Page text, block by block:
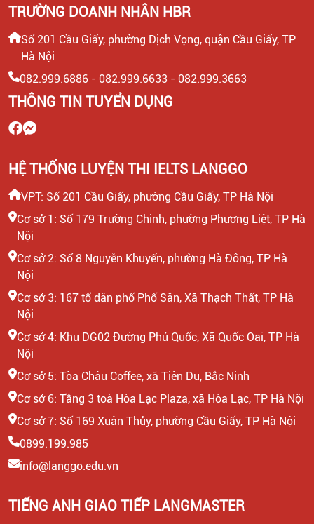
TUYỆT ĐỐI
BÍ QUYẾT CHỌN TRANG PHỤC ĐI
DẤU ẤN
CÁCH TỪ CHỐI PHỎNG VẤN TINH TẾ,
TRƯỜNG DOANH NHÂN HBR
Số 201 Cầu Giấy, phường Dịch Vọng, quận Cầu Giấy, TP
Hà Nội
082.999.6886 - 082.999.6633 - 082.999.3663
THÔNG TIN TUYỂN DỤNG
HỆ THỐNG LUYỆN THI IELTS LANGGO
VPT: Số 201 Cầu Giấy, phường Cầu Giấy, TP Hà Nội
Cơ sở 1: Số 179 Trường Chinh, phường Phương Liệt, TP Hà
Nội
Cơ sở 2: Số 8 Nguyễn Khuyến, phường Hà Đông, TP Hà
Nội
Cơ sở 3: 167 tổ dân phố Phố Săn, Xã Thạch Thất, TP Hà
Nội
Cơ sở 4: Khu DG02 Đường Phủ Quốc, Xã Quốc Oai, TP Hà
Nội
Cơ sở 5: Tòa Châu Coffee, xã Tiên Du, Bắc Ninh
Cơ sở 6: Tầng 3 toà Hòa Lạc Plaza, xã Hòa Lạc, TP Hà Nội
Cơ sở 7: Số 169 Xuân Thủy, phường Cầu Giấy, TP Hà Nội
0899.199.985
info@langgo.edu.vn
TIẾNG ANH GIAO TIẾP LANGMASTER